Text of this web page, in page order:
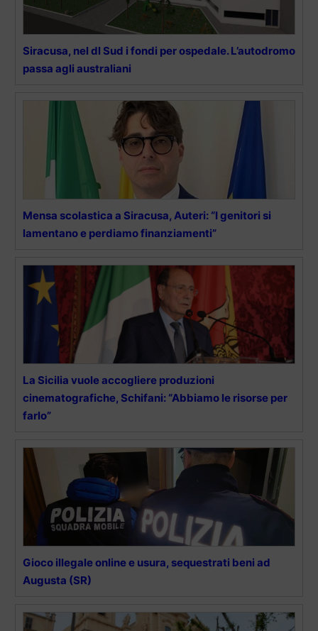
Siracusa, nel dl Sud i fondi per ospedale. L’autodromo
passa agli australiani
Mensa scolastica a Siracusa, Auteri: “I genitori si
lamentano e perdiamo finanziamenti”
La Sicilia vuole accogliere produzioni
cinematografiche, Schifani: “Abbiamo le risorse per
farlo”
Gioco illegale online e usura, sequestrati beni ad
Augusta (SR)